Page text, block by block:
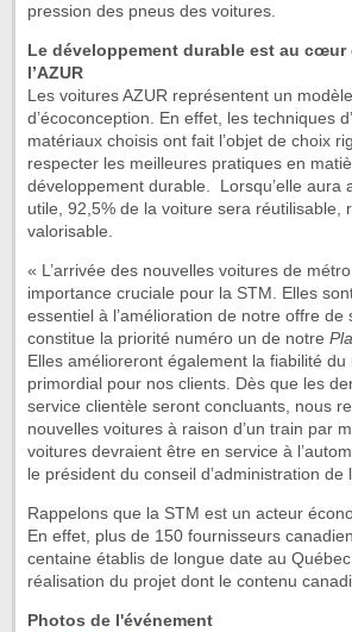
pression des pneus des voitures.
Le développement durable est au cœur
l’AZUR
Les voitures AZUR représentent un
d’écoconception. En effet, les techniques
matériaux choisis ont fait l’objet de choix
respecter les meilleures pratiques en
développement durable. Lorsqu’elle aura
utile, 92,5% de la voiture sera réutilisable,
valorisable.
« L’arrivée des nouvelles voitures de
importance cruciale pour la STM. Elles
essentiel à l’amélioration de notre offre de
constitue la priorité numéro un de notre
Elles amélioreront également la fiabilité
primordial pour nos clients. Dès que les
service clientèle seront concluants, nous
nouvelles voitures à raison d’un train par
voitures devraient être en service à
le président du conseil d’administration de
Rappelons que la STM est un acteur
En effet, plus de 150 fournisseurs
centaine établis de longue date au
réalisation du projet dont le contenu
Photos de l'événement